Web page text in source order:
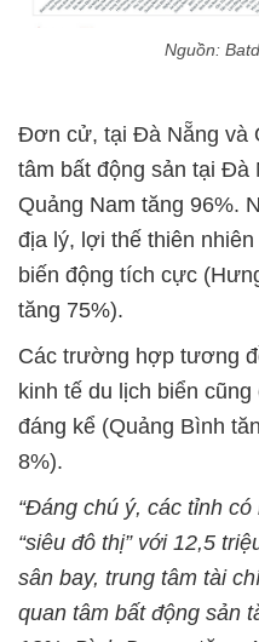
Nguồn:
Đơn cử, tại Đà Nẵng và
tâm bất động sản tại Đà
Quảng Nam tăng 96%.
địa lý, lợi thế thiên
biến động tích cực
tăng 75%).
Các trường hợp tương
kinh tế du lịch biển
đáng kể (Quảng Bình
8%).
“Đáng chú ý, các tỉnh
“siêu đô thị” với 12,5
sân bay, trung tâm tài
quan tâm bất động sản